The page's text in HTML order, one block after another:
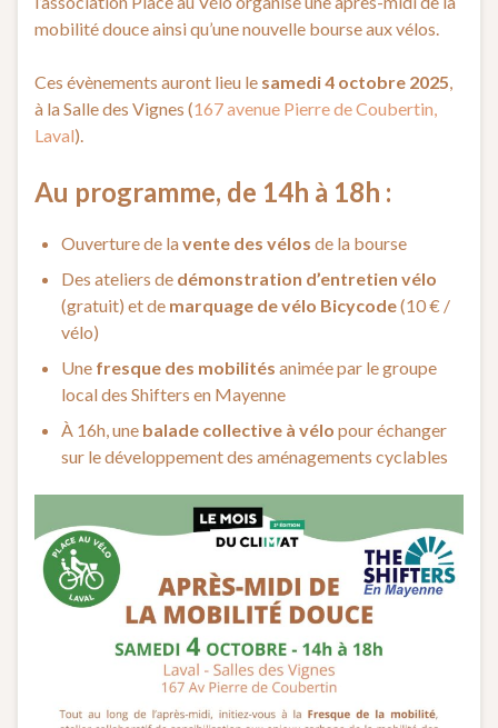
mobilité douce ainsi qu’une nouvelle bourse aux vélos.
Ces évènements auront lieu le samedi 4 octobre 2025
à la Salle des Vignes (167 avenue Pierre de Coubertin,
Laval).
Au programme, de 14h à 18h :
Ouverture de lavente des vélos de la bourse
Des ateliers de démonstration d’entretien vélo
(gratuit) et de marquage de vélo Bicycode(10 € /
vélo)
Une fresque des mobilités animée par le groupe
local des Shifters en Mayenne
À 16h, une balade collective à vélo pour échanger
sur le développement des aménagements cyclables